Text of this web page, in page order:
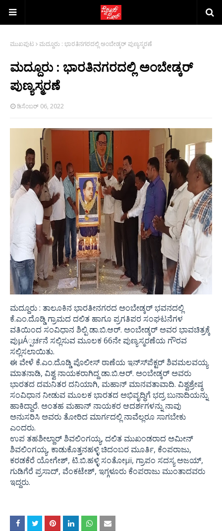
ಮುಖಪುಟ ಮದ್ದೂರು : ಭಾರತಿನಗರದಲ್ಲಿ ಅಂಬೇಡ್ಕರ್ ಪುಣ್ಯಸ್ಮರಣೆ
ಮದ್ದೂರು : ಭಾರತಿನಗರದಲ್ಲಿ ಅಂಬೇಡ್ಕರ್
ಪುಣ್ಯಸ್ಮರಣೆ
ಡಿಸೆಂಬರ್ 06, 2022
ಮದ್ದೂರು : ತಾಲೂಕಿನ ಭಾರತೀನಗರದ ಅಂಬೇಡ್ಕರ್ ಭವನದಲ್ಲಿ
ಕೆ.ಎಂ.ದೊಡ್ಡಿ ಗ್ರಾಮದ ದಲಿತ ಹಾಗೂ ಪ್ರಗತಿಪರ ಸಂಘಟನೆಗಳ
ವತಿಯಿಂದ ಸಂವಿಧಾನ ಶಿಲ್ಪಿ ಡಾ.ಬಿ.ಆರ್. ಅಂಬೇಡ್ಕರ್ ಅವರ ಭಾವಚಿತ್ರಕ್ಕೆ
ಪುμÁ್ಪರ್ಚನೆ ಸಲ್ಲಿಸುವ ಮೂಲಕ 66ನೇ ಪುಣ್ಯಸ್ಮರಣೆಯ ಗೌರವ
ಸಲ್ಲಿಸಲಾಯಿತು.
ಈ ವೇಳೆ ಕೆ.ಎಂ.ದೊಡ್ಡಿ ಪೊಲೀಸ್ ಠಾಣೆಯ ಇನ್ಸ್‍ಪೆಕ್ಟರ್ ಶಿವಮಲವಯ್ಯ
ಮಾತನಾಡಿ, ವಿಶ್ವ ನಾಯಕರಾಗಿದ್ದ ಡಾ.ಬಿ.ಆರ್. ಅಂಬೇಡ್ಕರ್ ಅವರು
ಭಾರತದ ದಮನಿತರ ದನಿಯಾಗಿ, ಮಹಾನ್ ಮಾನವತಾವಾದಿ. ವಿಶ್ವಶ್ರೇಷ್ಠ
ಸಂವಿಧಾನ ನೀಡುವ ಮೂಲಕ ಭಾರತದ ಅಭಿವೃದ್ಧಿಗೆ ಭದ್ರ ಬುನಾದಿಯನ್ನು
ಹಾಕಿದ್ದಾರೆ. ಅಂತಹ ಮಹಾನ್ ನಾಯಕರ ಆದರ್ಶಗಳನ್ನು ನಾವು
ಅನುಸರಿಸಿ ಅವರು ತೋರಿದ ಮಾರ್ಗದಲ್ಲಿ ನಾವೆಲ್ಲರೂ ಸಾಗಬೇಕು
ಎಂದರು.
ಉಪ ತಹಶೀಲ್ದಾರ್ ಶಿವಲಿಂಗಯ್ಯ, ದಲಿತ ಮುಖಂಡರಾದ ಅಮೀನ್
ಶಿವಲಿಂಗಯ್ಯ, ಕಾಡುಕೊತ್ತನಹಳ್ಳಿ ಚಿದಂಬರ ಮೂರ್ತಿ, ಕೆಂಪರಾಜು,
ಕರಡಕೆರೆ ಯೋಗೇಶ್, ಟಿ.ಬಿ.ಹಳ್ಳಿ ಸಂತೋμï, ಗ್ರಾಪಂ ಸದಸ್ಯ ಅಜಯ್,
ಗುಡಿಗೆರೆ ಪ್ರಸಾದ್, ವೆಂಕಟೇಶ್, ಇಗ್ಗಳೂರು ಕೆಂಪರಾಜು ಮುಂತಾದವರು
ಇದ್ದರು.